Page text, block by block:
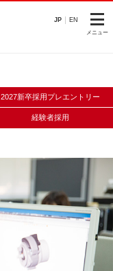
JP EN
メニュー
2027新卒採用プレエントリー
経験者採用